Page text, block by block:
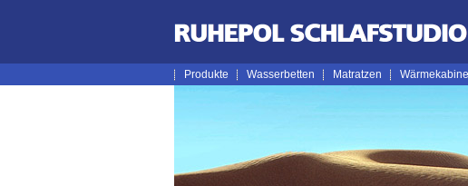
Produkte Wasserbetten Matratzen